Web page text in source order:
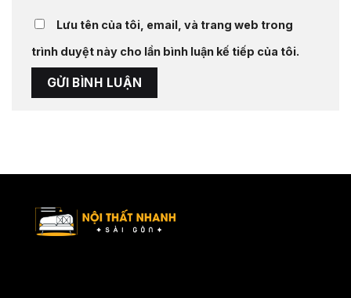
Lưu tên của tôi, email, và trang web trong
trình duyệt này cho lần bình luận kế tiếp của tôi.